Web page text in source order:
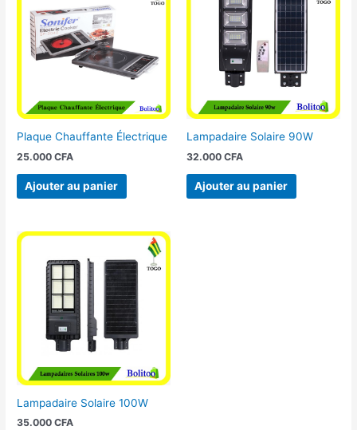
Plaque Chauffante Électrique
25.000CFA
Ajouter au panier
Lampadaire Solaire 90W
32.000 CFA
Ajouter au panier
Lampadaire Solaire 100W
35.000CFA